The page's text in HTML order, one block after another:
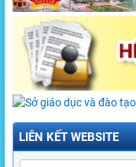
LIÊN KẾT WEBSITE